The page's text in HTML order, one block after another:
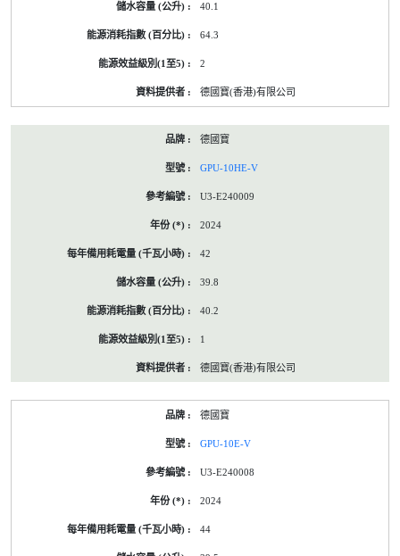
40.1
64.3
2
德國寶(香港)有限公司
德國寶
GPU-10HE-V
U3-E240009
2024
42
39.8
40.2
1
德國寶(香港)有限公司
德國寶
GPU-10E-V
U3-E240008
2024
44